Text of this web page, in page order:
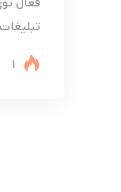
فعال
1